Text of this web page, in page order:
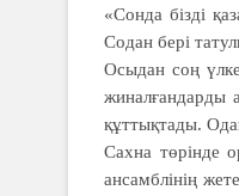
«Сонда бізді
Содан бері
Осыдан соң
жиналғандарды
құттықтады.
Сахна төрінде
ансамблінің